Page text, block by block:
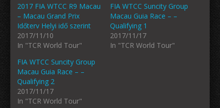
2017 FIA WTCC R9 Macau
– Macau Grand Prix
Időterv Helyi idő szerint
2017/11/10
In "TCR World Tour"
FIA WTCC Suncity Group
Macau Guia Race – –
Qualifying 1
2017/11/17
In "TCR World Tour"
FIA WTCC Suncity Group
Macau Guia Race – –
Qualifying 2
2017/11/17
In "TCR World Tour"